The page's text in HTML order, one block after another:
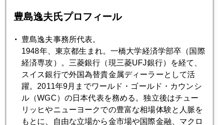
2024年11月25日
中国、巨大金鉱脈発見報道の危うさ
2024年11月22日
プーチン氏、核兵器戦術的使用なら、３０００ドルも
豊島逸夫氏プロフィール
豊島逸夫事務所代表。
1948年、東京都生まれ。一橋大学経済学部卒（国際
経済専攻）。三菱銀行（現三菱UFJ銀行）を経て、
スイス銀行で外国為替貴金属ディーラーとして活
躍。2011年9月までワールド・ゴールド・カウンシ
ル（WGC）の日本代表を務める。独立後はチュー
リッヒやニューヨークでの豊富な相場体験と人脈を
もとに、自由な立場から金市場や国際金融、マクロ